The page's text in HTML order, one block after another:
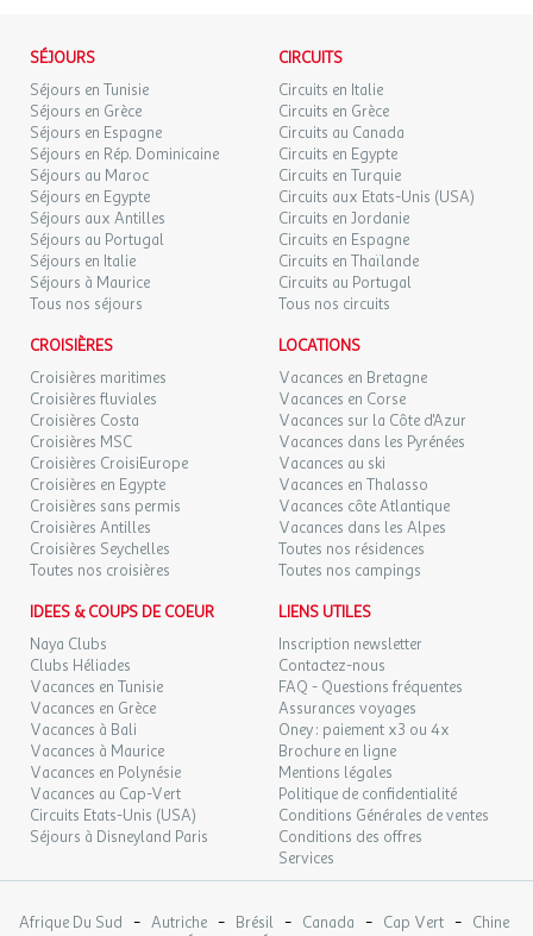
SÉJOURS
Séjours en Tunisie
Séjours en Grèce
Séjours en Espagne
Séjours en Rép. Dominicaine
Séjours au Maroc
Séjours en Egypte
Séjours aux Antilles
Séjours au Portugal
Séjours en Italie
Séjours à Maurice
Tous nos séjours
CIRCUITS
Circuits en Italie
Circuits en Grèce
Circuits au Canada
Circuits en Egypte
Circuits en Turquie
Circuits aux Etats-Unis (USA)
Circuits en Jordanie
Circuits en Espagne
Circuits en Thaïlande
Circuits au Portugal
Tous nos circuits
CROISIÈRES
Croisières maritimes
Croisières fluviales
Croisières Costa
Croisières MSC
Croisières CroisiEurope
Croisières en Egypte
Croisières sans permis
Croisières Antilles
Croisières Seychelles
Toutes nos croisières
LOCATIONS
Vacances en Bretagne
Vacances en Corse
Vacances sur la Côte d'Azur
Vacances dans les Pyrénées
Vacances au ski
Vacances en Thalasso
Vacances côte Atlantique
Vacances dans les Alpes
Toutes nos résidences
Toutes nos campings
IDEES & COUPS DE COEUR
Naya Clubs
Clubs Héliades
Vacances en Tunisie
Vacances en Grèce
Vacances à Bali
Vacances à Maurice
Vacances en Polynésie
Vacances au Cap-Vert
Circuits Etats-Unis (USA)
Séjours à Disneyland Paris
LIENS UTILES
Inscription newsletter
Contactez-nous
FAQ - Questions fréquentes
Assurances voyages
Oney : paiement x3 ou 4x
Brochure en ligne
Mentions légales
Politique de confidentialité
Conditions Générales de ventes
Conditions des offres
Services
Afrique Du Sud - Autriche - Brésil - Canada - Cap Vert - Chine